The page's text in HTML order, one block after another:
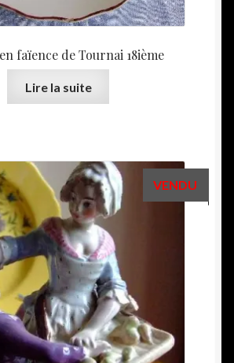
faïence de Tournai 18ième
Lire la suite
VENDU